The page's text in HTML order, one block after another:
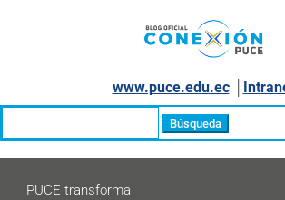
www.puce.edu.ec│
PUCE transforma